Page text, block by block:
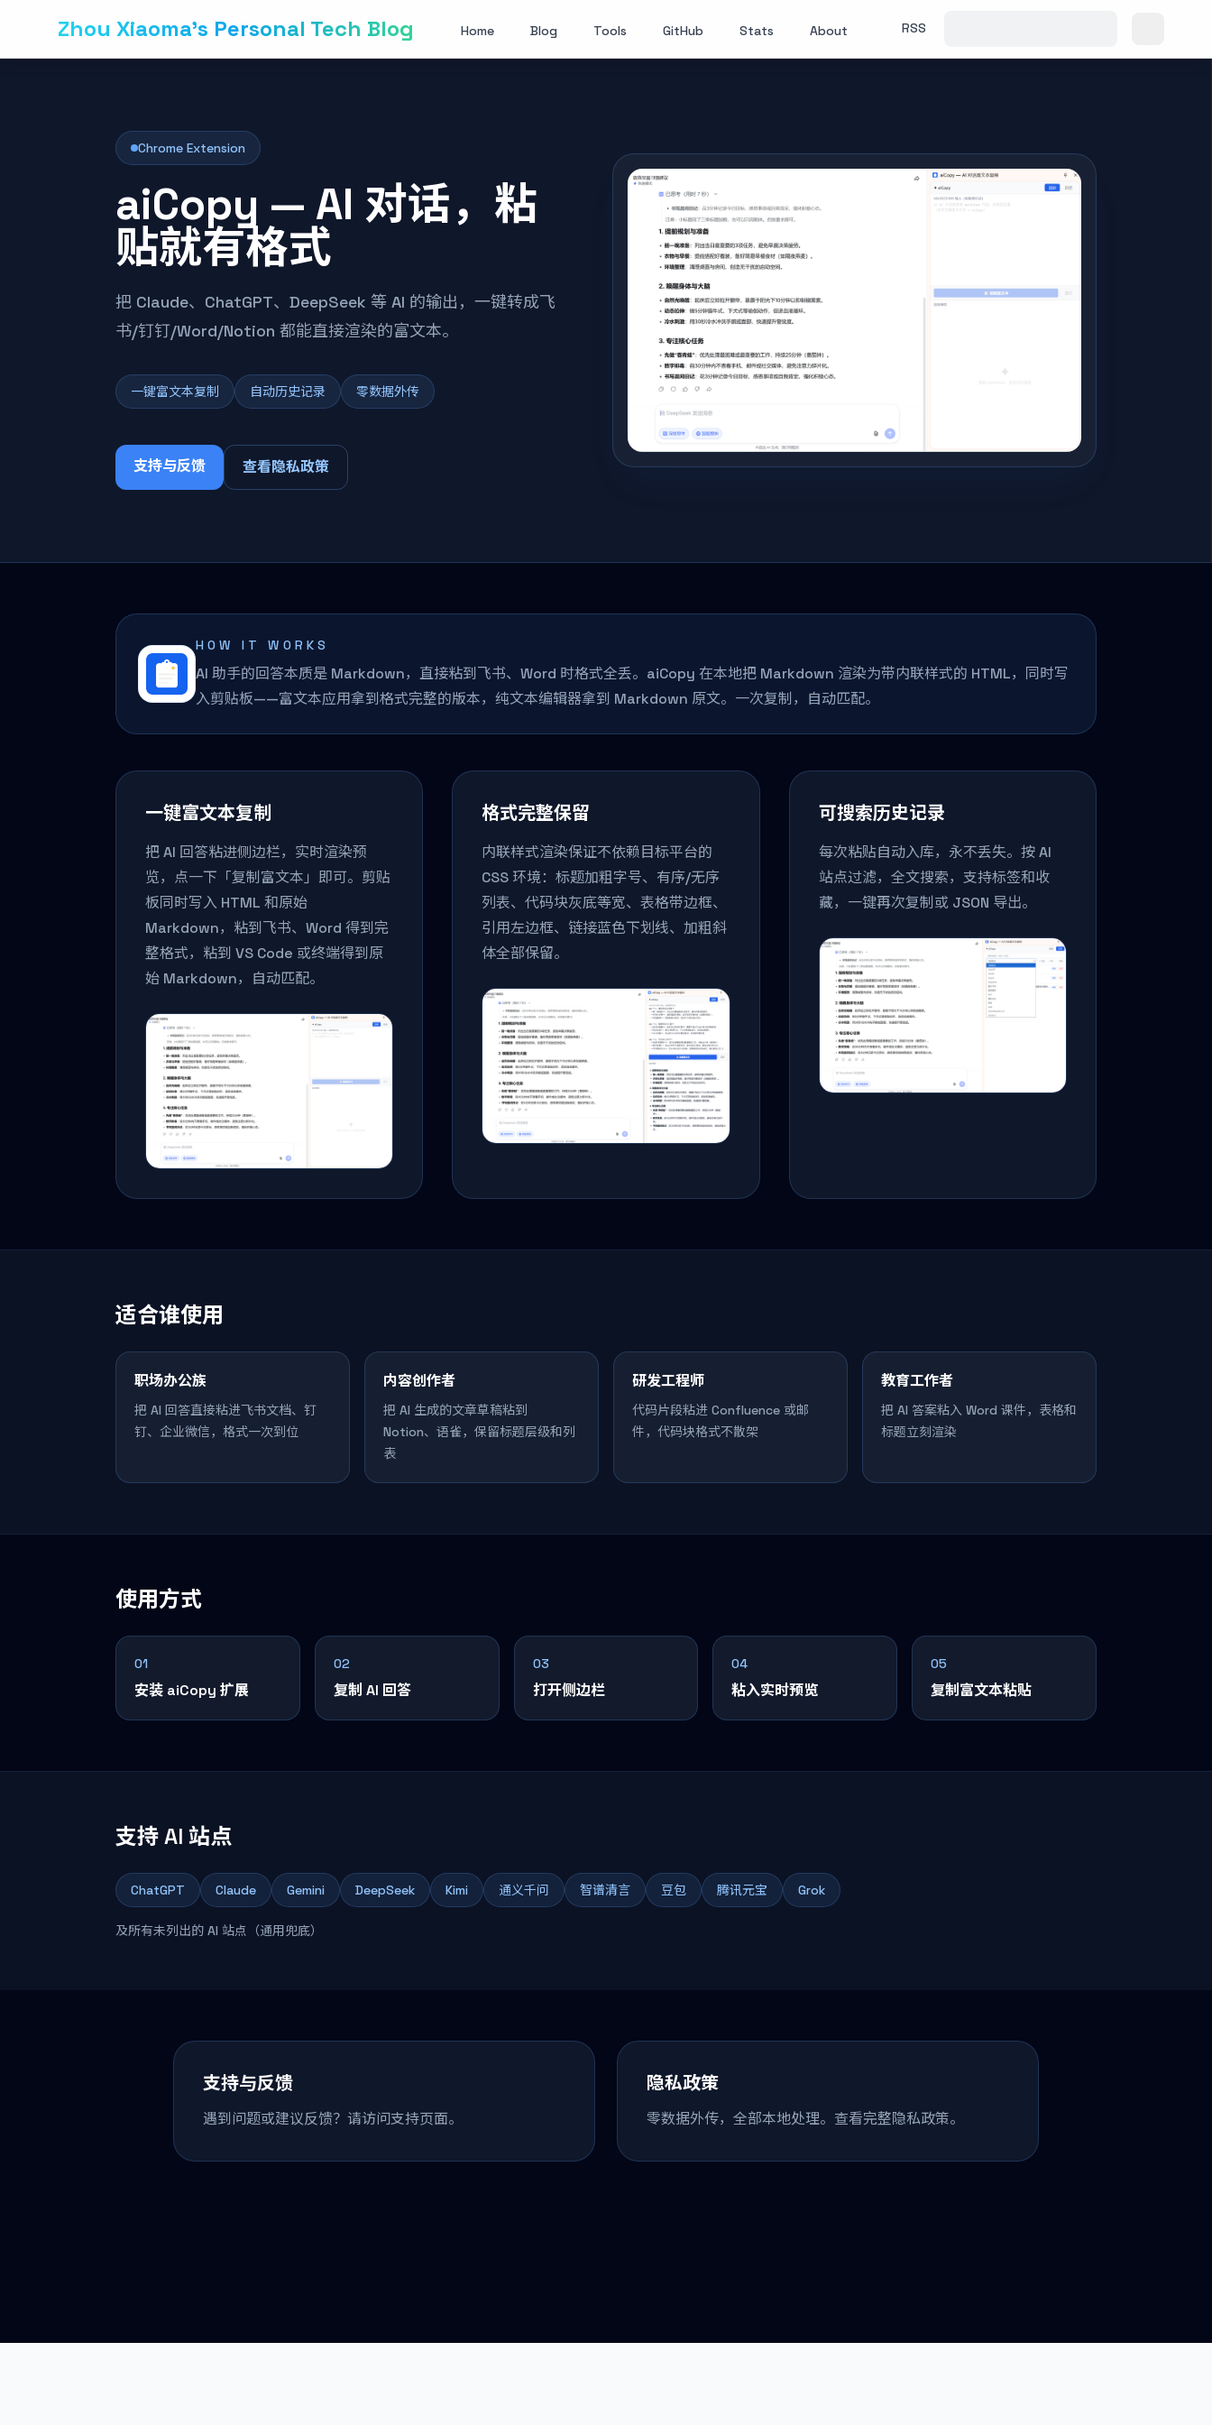
Zhou Xiaoma's Personal Tech Blog Home Blog Tools GitHub Stats About RSS
Chrome Extension
aiCopy — AI 对话，粘
贴就有格式
把 Claude、ChatGPT、DeepSeek 等 AI 的输出，一键转成飞
书/钉钉/Word/Notion 都能直接渲染的富文本。
一键富文本复制 自动历史记录 零数据外传
支持与反馈 查看隐私政策
HOW IT WORKS
AI 助手的回答本质是 Markdown，直接粘到飞书、Word 时格式全丢。aiCopy 在本地把 Markdown 渲染为带内联样式的 HTML，同时写
入剪贴板——富文本应用拿到格式完整的版本，纯文本编辑器拿到 Markdown 原文。一次复制，自动匹配。
一键富文本复制
把 AI 回答粘进侧边栏，实时渲染预
览，点一下「复制富文本」即可。剪贴
板同时写入 HTML 和原始
Markdown，粘到飞书、Word 得到完
整格式，粘到 VS Code 或终端得到原
始 Markdown，自动匹配。
格式完整保留
内联样式渲染保证不依赖目标平台的
CSS 环境：标题加粗字号、有序/无序
列表、代码块灰底等宽、表格带边框、
引用左边框、链接蓝色下划线、加粗斜
体全部保留。
可搜索历史记录
每次粘贴自动入库，永不丢失。按 AI
站点过滤，全文搜索，支持标签和收
藏，一键再次复制或 JSON 导出。
适合谁使用
职场办公族
把 AI 回答直接粘进飞书文档、钉
钉、企业微信，格式一次到位
内容创作者
把 AI 生成的文章草稿粘到
Notion、语雀，保留标题层级和列
表
研发工程师
代码片段粘进 Confluence 或邮
件，代码块格式不散架
教育工作者
把 AI 答案粘入 Word 课件，表格和
标题立刻渲染
使用方式
01
安装 aiCopy 扩展
02
复制 AI 回答
03
打开侧边栏
04
粘入实时预览
05
复制富文本粘贴
支持 AI 站点
ChatGPT Claude Gemini DeepSeek Kimi 通义千问 智谱清言 豆包 腾讯元宝 Grok
及所有未列出的 AI 站点（通用兜底）
支持与反馈
遇到问题或建议反馈？请访问支持页面。
隐私政策
零数据外传，全部本地处理。查看完整隐私政策。